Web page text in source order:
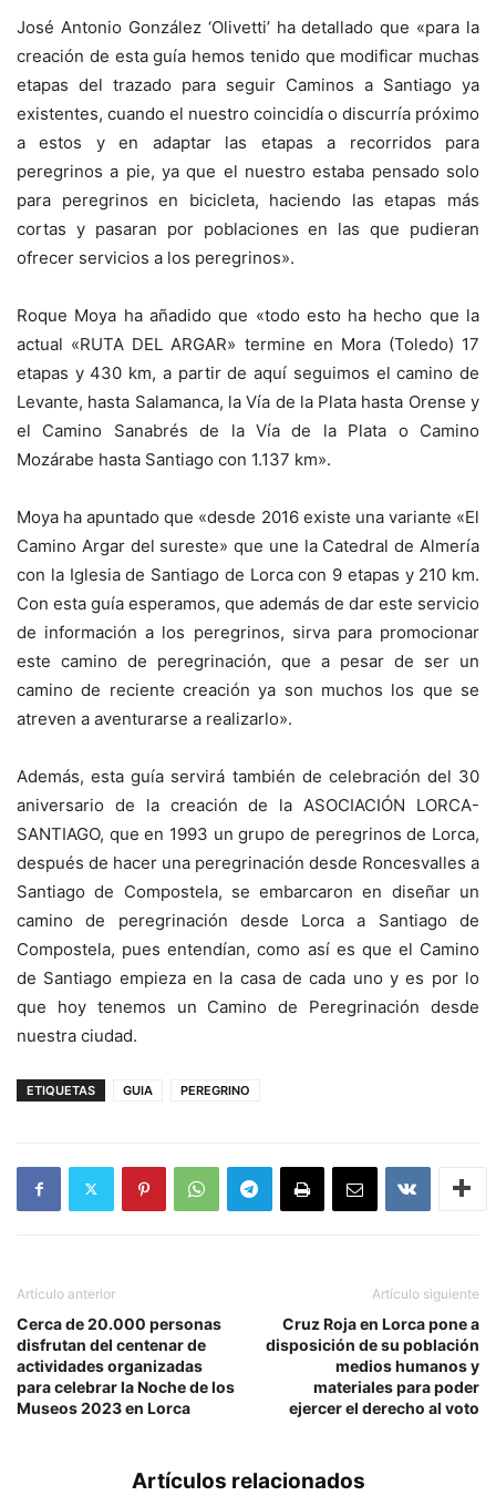
José Antonio González ‘Olivetti’ ha detallado que «para la
creación de esta guía hemos tenido que modificar muchas
etapas del trazado para seguir Caminos a Santiago ya
existentes, cuando el nuestro coincidía o discurría próximo
a estos y en adaptar las etapas a recorridos para
peregrinos a pie, ya que el nuestro estaba pensado solo
para peregrinos en bicicleta, haciendo las etapas más
cortas y pasaran por poblaciones en las que pudieran
ofrecer servicios a los peregrinos».
Roque Moya ha añadido que «todo esto ha hecho que la
actual «RUTA DEL ARGAR» termine en Mora (Toledo) 17
etapas y 430 km, a partir de aquí seguimos el camino de
Levante, hasta Salamanca, la Vía de la Plata hasta Orense y
el Camino Sanabrés de la Vía de la Plata o Camino
Mozárabe hasta Santiago con 1.137 km».
Moya ha apuntado que «desde 2016 existe una variante «El
Camino Argar del sureste» que une la Catedral de Almería
con la Iglesia de Santiago de Lorca con 9 etapas y 210 km.
Con esta guía esperamos, que además de dar este servicio
de información a los peregrinos, sirva para promocionar
este camino de peregrinación, que a pesar de ser un
camino de reciente creación ya son muchos los que se
atreven a aventurarse a realizarlo».
Además, esta guía servirá también de celebración del 30
aniversario de la creación de la ASOCIACIÓN LORCA-
SANTIAGO, que en 1993 un grupo de peregrinos de Lorca,
después de hacer una peregrinación desde Roncesvalles a
Santiago de Compostela, se embarcaron en diseñar un
camino de peregrinación desde Lorca a Santiago de
Compostela, pues entendían, como así es que el Camino
de Santiago empieza en la casa de cada uno y es por lo
que hoy tenemos un Camino de Peregrinación desde
nuestra ciudad.
ETIQUETAS GUIA PEREGRINO
Artículo anterior
Cerca de 20.000 personas
disfrutan del centenar de
actividades organizadas
para celebrar la Noche de los
Museos 2023 en Lorca
Artículo siguiente
Cruz Roja en Lorca pone a
disposición de su población
medios humanos y
materiales para poder
ejercer el derecho al voto
Artículos relacionados